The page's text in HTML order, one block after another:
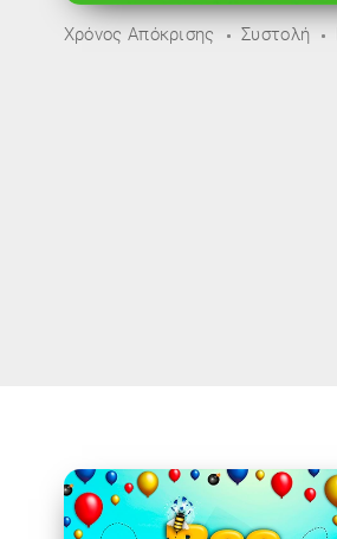
Χρόνος Απόκρισης Συστολή